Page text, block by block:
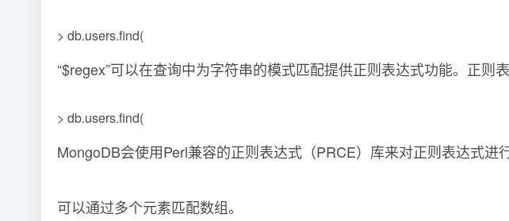
> db.users.find(
“$regex”可以在查询中为字符串的模式匹配提供正则表达式功能。正则
> db.users.find(
MongoDB会使用Perl兼容的正则表达式（PRCE）库来对正则表达式进
可以通过多个元素匹配数组。